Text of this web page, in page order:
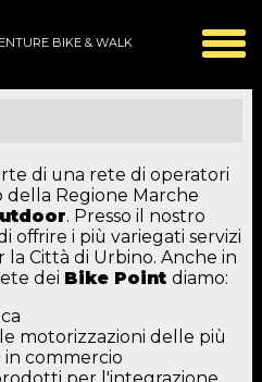
BIKE & WALK
di una rete di operatori
Regione Marche
. Presso il nostro
offrire i più variegati servizi
la Città di Urbino. Anche in
dei Bike Point diamo:
motorizzazioni delle più
commercio